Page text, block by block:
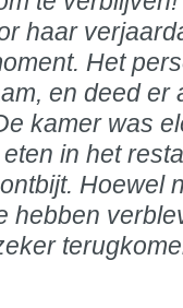
haar
Het
en deed er
kamer was
in het
Hoewel
hebben